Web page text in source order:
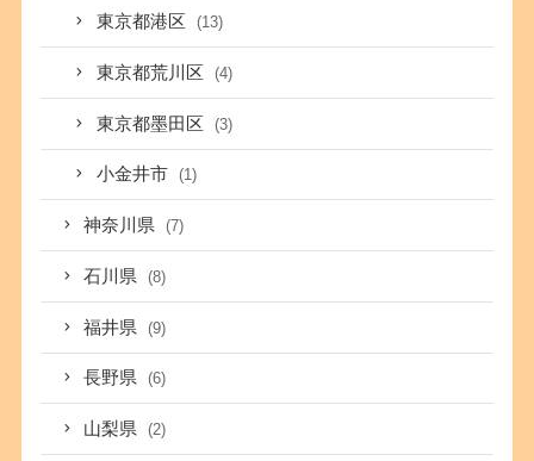
東京都港区 (13)
東京都荒川区 (4)
東京都墨田区 (3)
小金井市 (1)
神奈川県 (7)
石川県 (8)
福井県 (9)
長野県 (6)
山梨県 (2)